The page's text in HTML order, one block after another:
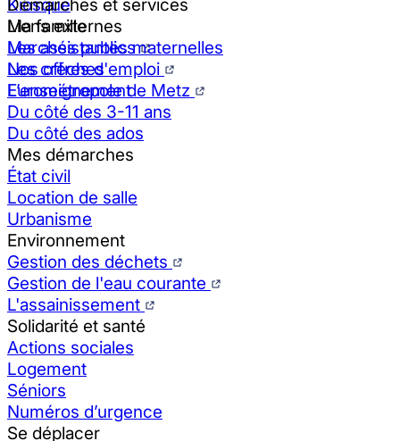
Kiosque
Liens externes
Marchés publics
Nos offres d'emploi
Eurométropole de Metz
Démarches et services
Ma famille
Les assistantes maternelles
Les crèches
L’enseignement
Du côté des 3-11 ans
Du côté des ados
Mes démarches
État civil
Location de salle
Urbanisme
Environnement
Gestion des déchets
Gestion de l'eau courante
L'assainissement
Solidarité et santé
Actions sociales
Logement
Séniors
Numéros d’urgence
Se déplacer